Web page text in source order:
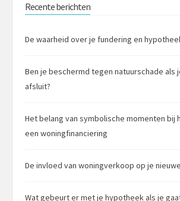
Recente berichten
De waarheid over je fundering en
Ben je beschermd tegen natuurschade als
afsluit?
Het belang van symbolische momenten bij
een woningfinanciering
De invloed van woningverkoop op je
Wat gebeurt er met je hypotheek als je